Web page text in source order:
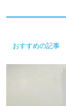
おすすめの記事